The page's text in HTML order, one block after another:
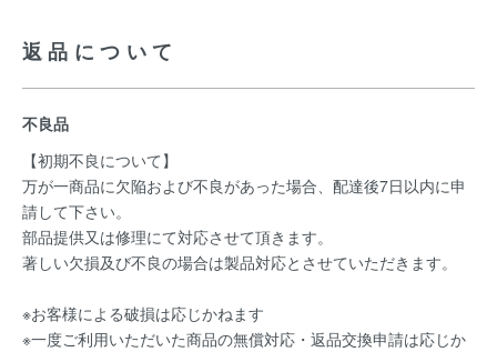
返品について
不良品
【初期不良について】
万が一商品に欠陥および不良があった場合、配達後7日以内に申
請して下さい。
部品提供又は修理にて対応させて頂きます。
著しい欠損及び不良の場合は製品対応とさせていただきます。
※お客様による破損は応じかねます
※一度ご利用いただいた商品の無償対応・返品交換申請は応じか